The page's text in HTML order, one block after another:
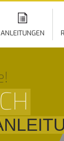
ANLEITUNGEN